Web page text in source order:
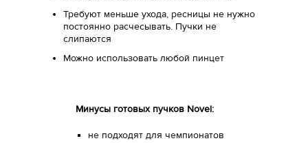
Требуют меньше ухода, ресницы не нужно
постоянно расчесывать. Пучки не
слипаются
Можно использовать любой пинцет
Минусы готовых пучков Novel:
не подходят для чемпионатов